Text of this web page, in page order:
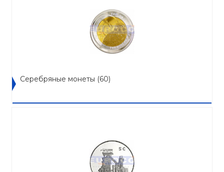
Серебряные монеты (60)